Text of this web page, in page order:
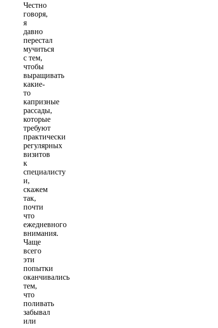
Честно
говоря,
я
давно
перестал
мучиться
с тем,
чтобы
выращивать
какие-
то
капризные
рассады,
которые
требуют
практически
регулярных
визитов
к
специалисту
и,
скажем
так,
почти
что
ежедневного
внимания.
Чаще
всего
эти
попытки
оканчивались
тем,
что
поливать
забывал
или